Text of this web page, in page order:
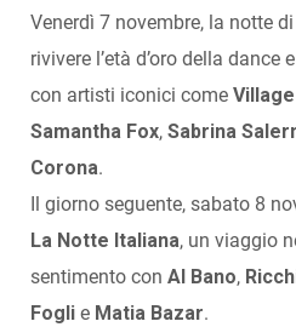
Venerdì 7 novembre, la notte di
rivivere l’età d’oro della
con artisti iconici come
Samantha Fox, Sabrina
Corona.
Il giorno seguente, sabato 8
La Notte Italiana, un viaggio
sentimento con Al Bano,
Fogli e Matia Bazar.